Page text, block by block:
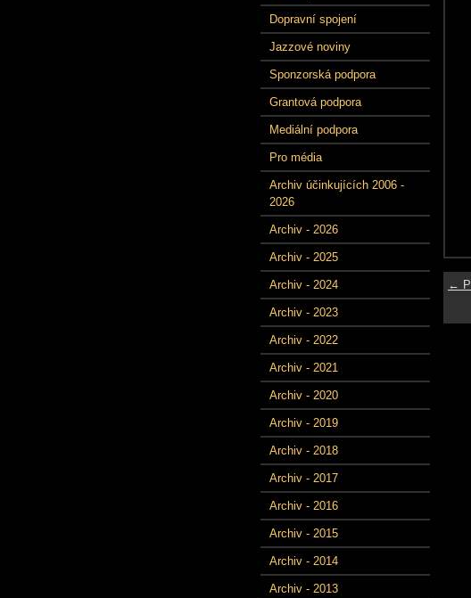
Dopravní spojení
Jazzové noviny
Sponzorská podpora
Grantová podpora
Mediální podpora
Pro média
Archiv účinkujících 2006 -
2026
Archiv - 2026
Archiv - 2025
Archiv - 2024
Archiv - 2023
Archiv - 2022
Archiv - 2021
Archiv - 2020
Archiv - 2019
Archiv - 2018
Archiv - 2017
Archiv - 2016
Archiv - 2015
Archiv - 2014
Archiv - 2013
←